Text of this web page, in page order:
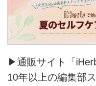
▶通販サイト「
10年以上の編集部